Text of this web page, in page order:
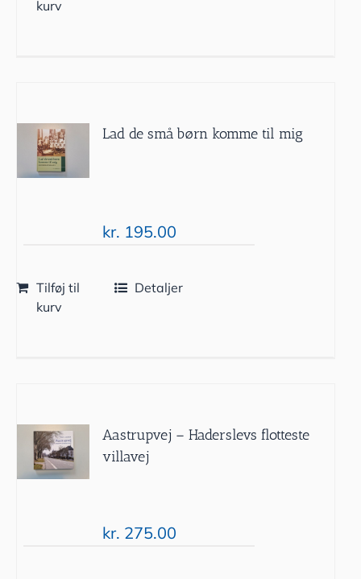
kurv
Lad de små børn komme til mig
kr. 195.00
Tilføj til
kurv
Detaljer
Aastrupvej – Haderslevs flotteste
villavej
kr. 275.00